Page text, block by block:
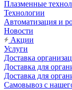
Плазменные
Технологии
Автоматизация и
Новости
Акции
Услуги
Доставка
Доставка для
Доставка для
Самовывоз с